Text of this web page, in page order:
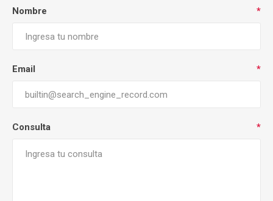
Nombre *
Email *
Consulta *